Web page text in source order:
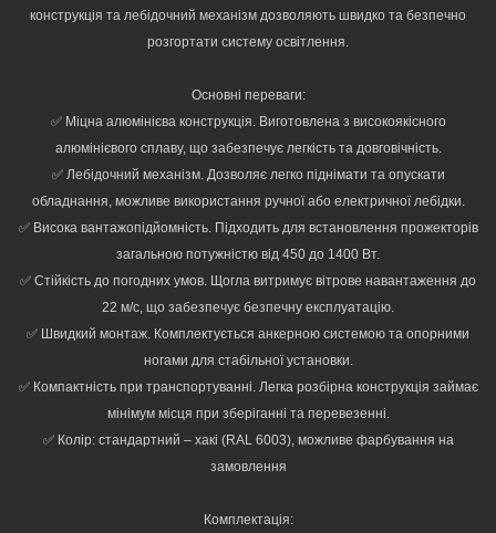
конструкція та лебідочний механізм дозволяють швидко та безпечно
розгортати систему освітлення.
Основні переваги:
✅ Міцна алюмінієва конструкція. Виготовлена з високоякісного
алюмінієвого сплаву, що забезпечує легкість та довговічність.
✅ Лебідочний механізм. Дозволяє легко піднімати та опускати
обладнання, можливе використання ручної або електричної лебідки.
✅ Висока вантажопідйомність. Підходить для встановлення прожекторів
загальною потужністю від 450 до 1400 Вт.
✅ Стійкість до погодних умов. Щогла витримує вітрове навантаження до
22 м/с, що забезпечує безпечну експлуатацію.
✅ Швидкий монтаж. Комплектується анкерною системою та опорними
ногами для стабільної установки.
✅ Компактність при транспортуванні. Легка розбірна конструкція займає
мінімум місця при зберіганні та перевезенні.
✅ Колір: стандартний – хакі (RAL 6003), можливе фарбування на
замовлення
Комплектація: